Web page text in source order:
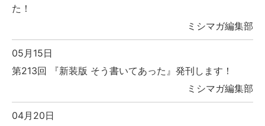
た！
ミシマガ編集部
05月15日
第213回 『新装版 そう書いてあった』発刊します！
ミシマガ編集部
04月20日